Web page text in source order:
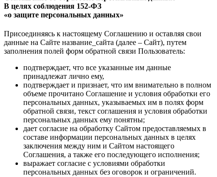
В целях соблюдения 152-ФЗ
«о защите персональных данных»
Присоединяясь к настоящему Соглашению и оставляя свои
данные на Сайте название_сайта (далее – Сайт), путем
заполнения полей форм обратной связи Пользователь:
подтверждает, что все указанные им данные
принадлежат лично ему,
подтверждает и признает, что им внимательно в полном
объеме прочитано Соглашение и условия обработки его
персональных данных, указываемых им в полях форм
обратной связи, текст соглашения и условия обработки
персональных данных ему понятны;
дает согласие на обработку Сайтом предоставляемых в
составе информации персональных данных в целях
заключения между ним и Сайтом настоящего
Соглашения, а также его последующего исполнения;
выражает согласие с условиями обработки
персональных данных без оговорок и ограничений.